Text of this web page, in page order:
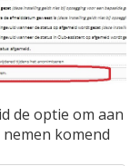
de optie om aan
komend